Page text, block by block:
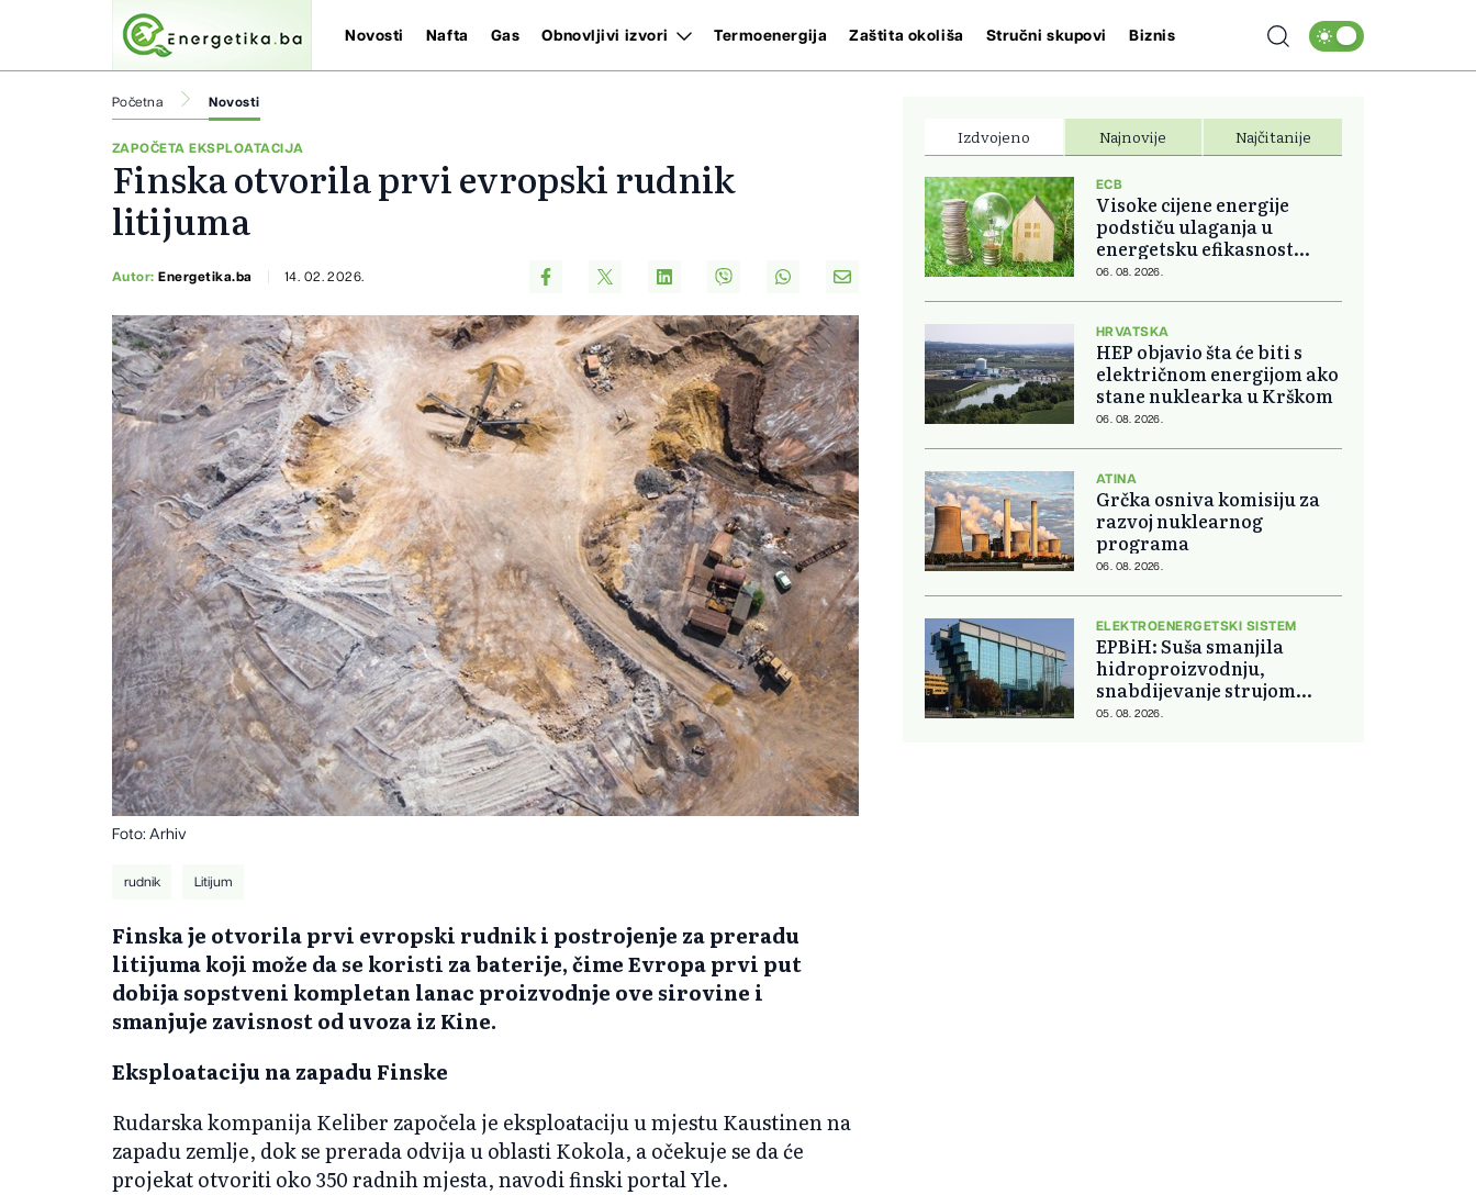
Novosti Nafta Gas Obnovljivi izvori Termoenergija Zaštita okoliša Stručni skupovi Biznis
Početna Novosti
ZAPOČETA EKSPLOATACIJA
Finska otvorila prvi evropski rudnik
litijuma
Autor:Energetika.ba 14. 02. 2026.
Foto: Arhiv
rudnik Litijum
Finska je otvorila prvi evropski rudnik i postrojenje za preradu
litijuma koji može da se koristi za baterije, čime Evropa prvi put
dobija sopstveni kompletan lanac proizvodnje ove sirovine i
smanjuje zavisnost od uvoza iz Kine.
Eksploataciju na zapadu Finske
Rudarska kompanija Keliber započela je eksploataciju u mjestu Kaustinen na
zapadu zemlje, dok se prerada odvija u oblasti Kokola, a očekuje se da će
projekat otvoriti oko 350 radnih mjesta, navodi finski portal Yle.
Izdvojeno Najnovije Najčitanije
ECB
Visoke cijene energije
podstiču ulaganja u
energetsku efikasnost
domova
06. 08. 2026.
HRVATSKA
HEP objavio šta će biti s
električnom energijom ako
stane nuklearka u Krškom
06. 08. 2026.
ATINA
Grčka osniva komisiju za
razvoj nuklearnog
programa
06. 08. 2026.
ELEKTROENERGETSKI SISTEM
EPBiH: Suša smanjila
hidroproizvodnju,
snabdijevanje strujom
ostaje stabilno
05. 08. 2026.